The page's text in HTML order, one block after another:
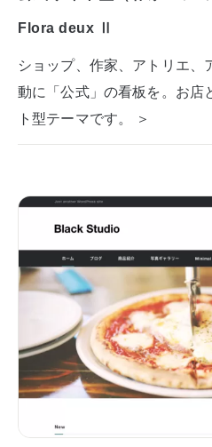
Flora deux Ⅱ
ショップ、作家、アトリエ
動に「公式」の看板を。お店
ト型テーマです。 ＞